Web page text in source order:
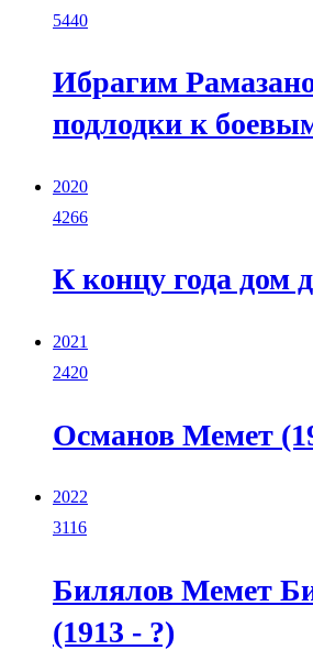
5440
Ибрагим
подлодки к
2020
4266
К концу года дом
2021
2420
Османов Мемет
2022
3116
Билялов Мемет
(1913 - ?)